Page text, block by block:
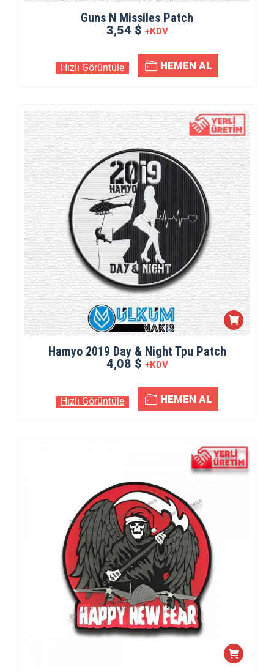
Guns N Missiles Patch
3,54 $ +KDV
Hızlı Görüntüle HEMEN AL
Hamyo 2019 Day & Night Tpu Patch
4,08 $ +KDV
Hızlı Görüntüle HEMEN AL